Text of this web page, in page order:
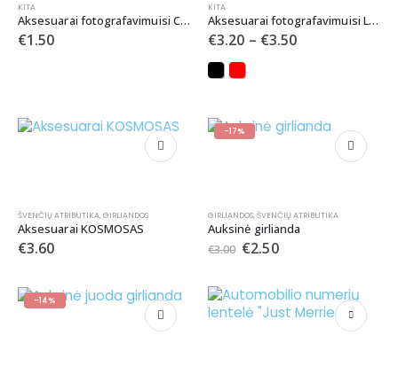
KITA
Aksesuarai fotografavimuisi CRAZY LŪPOS
€1.50
KITA
Aksesuarai fotografavimuisi LŪPOS ir ŪSAI
€3.20 – €3.50
ŠVENČIŲ ATRIBUTIKA, GIRLIANDOS
Aksesuarai KOSMOSAS
€3.60
-17%
GIRLIANDOS, ŠVENČIŲ ATRIBUTIKA
Auksinė girlianda
€3.00 €2.50
-14%